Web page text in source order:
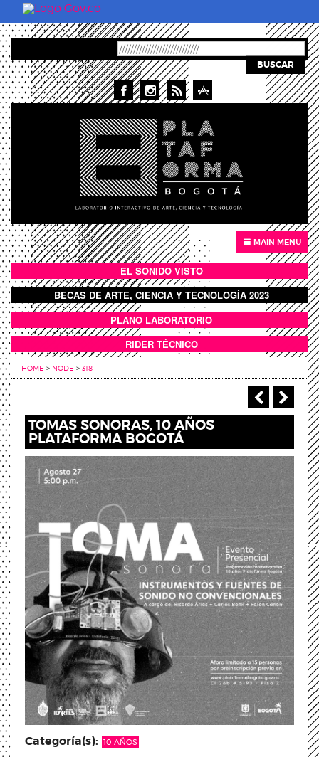
Skip to main content
BUSCAR
MAIN MENU
BOTÓN SONIDO VISTO
EL SONIDO VISTO
BOTON DOMO LLENO
BECAS DE ARTE, CIENCIA Y TECNOLOGÍA 2023
ANEXOS
PLANO LABORATORIO
RIDER TÉCNICO
HOME > NODE > 318
‹
TOMAS SONORAS, 10 AÑOS
PLATAFORMA BOGOTÁ
Categoría(s): 10 AÑOS